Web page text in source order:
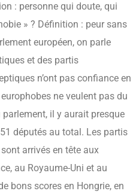
: personne qui doute, qui
» ? Définition : peur sans
européen, on parle
et des partis
n’ont pas confiance en
ne veulent pas du
parlement, il y aurait presque
députés au total. Les partis
arrivés en tête aux
au Royaume-Uni et au
bons scores en Hongrie, en